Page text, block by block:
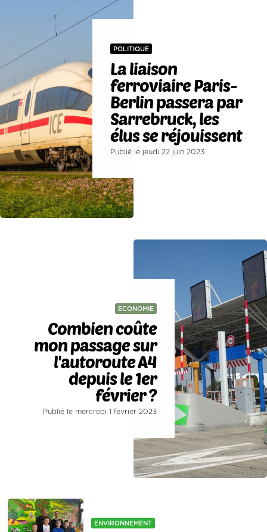
POLITIQUE
La liaison
ferroviaire Paris-
Berlin passera par
Sarrebruck, les
élus se réjouissent
Publié le jeudi 22 juin 2023
ECONOMIE
Combien coûte
mon passage sur
l'autoroute A4
depuis le 1er
février ?
Publié le mercredi 1 février 2023
ENVIRONNEMENT